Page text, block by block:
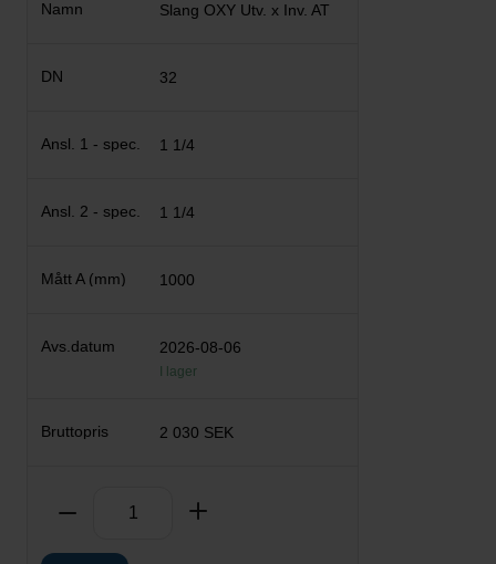
Slang OXY Utv. x Inv. AT
32
1 1/4
1 1/4
1000
2026-08-06
I lager
2 030 SEK
Ta bort